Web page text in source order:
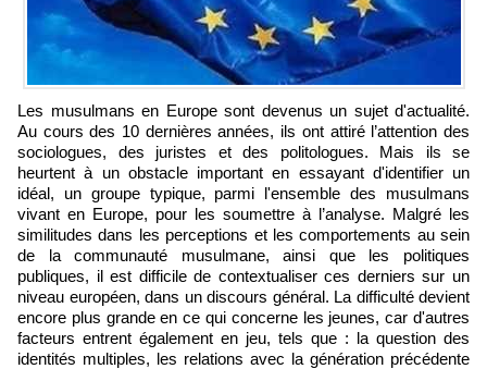
Les musulmans en Europe sont devenus un sujet d'actualité.
Au cours des 10 dernières années, ils ont attiré l’attention des
sociologues, des juristes et des politologues. Mais ils se
heurtent à un obstacle important en essayant d'identifier un
idéal, un groupe typique, parmi l'ensemble des musulmans
vivant en Europe, pour les soumettre à l’analyse. Malgré les
similitudes dans les perceptions et les comportements au sein
de la communauté musulmane, ainsi que les politiques
publiques, il est difficile de contextualiser ces derniers sur un
niveau européen, dans un discours général. La difficulté devient
encore plus grande en ce qui concerne les jeunes, car d'autres
facteurs entrent également en jeu, tels que : la question des
identités multiples, les relations avec la génération précédente